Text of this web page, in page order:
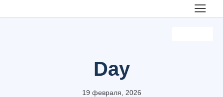
Day
19 февраля, 2026